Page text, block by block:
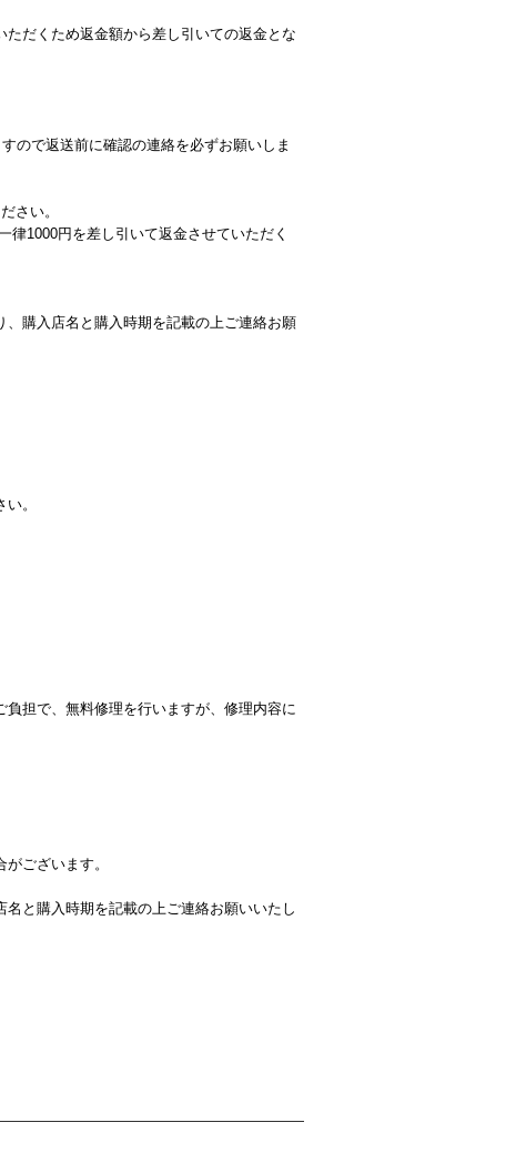
だくため返金額から差し引いての返金とな
ので返送前に確認の連絡を必ずお願いしま
さい。
律1000円を差し引いて返金させていただく
購入店名と購入時期を記載の上ご連絡お願
。
担で、無料修理を行いますが、修理内容に
ございます。
と購入時期を記載の上ご連絡お願いいたし